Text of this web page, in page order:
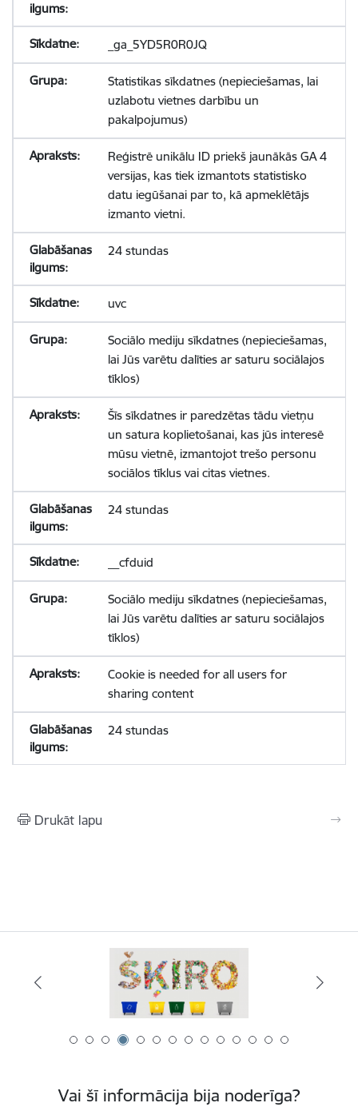
_ga_5YD5R0R0JQ
Statistikas sīkdatnes (nepieciešamas, lai
uzlabotu vietnes darbību un
pakalpojumus)
Reģistrē unikālu ID priekš jaunākās GA 4
versijas, kas tiek izmantots statistisko
datu iegūšanai par to, kā apmeklētājs
izmanto vietni.
24 stundas
uvc
Sociālo mediju sīkdatnes (nepieciešamas,
lai Jūs varētu dalīties ar saturu sociālajos
tīklos)
Šīs sīkdatnes ir paredzētas tādu vietņu
un satura koplietošanai, kas jūs interesē
mūsu vietnē, izmantojot trešo personu
sociālos tīklus vai citas vietnes.
24 stundas
__cfduid
Sociālo mediju sīkdatnes (nepieciešamas,
lai Jūs varētu dalīties ar saturu sociālajos
tīklos)
Cookie is needed for all users for
sharing content
24 stundas
Drukāt lapu
Vai šī informācija bija noderīga?